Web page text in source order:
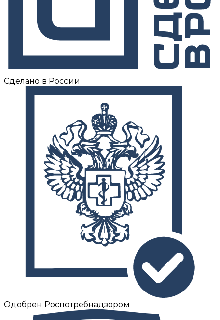
Сделано в России
Одобрен Роспотребнадзором